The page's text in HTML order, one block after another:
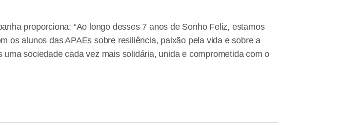
proporciona: “Ao longo desses 7 anos de Sonho Feliz, estamos
os alunos das APAEs sobre resiliência, paixão pela vida e sobre a
sociedade cada vez mais solidária, unida e comprometida com o